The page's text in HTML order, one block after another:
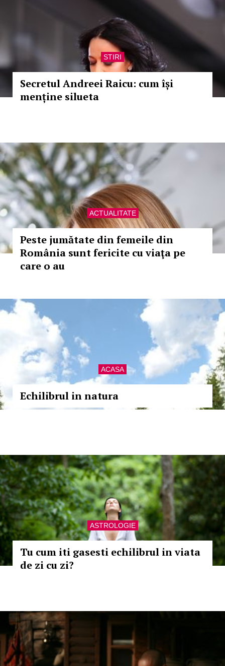
STIRI
Secretul Andreei Raicu: cum își
menține silueta
ACTUALITATE
Peste jumătate din femeile din
România sunt fericite cu viaţa pe
care o au
ACASA
Echilibrul in natura
ASTROLOGIE
Tu cum iti gasesti echilibrul in viata
de zi cu zi?